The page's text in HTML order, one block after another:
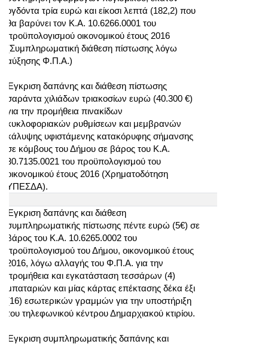
ογδόντα τρία ευρώ και είκοσι λεπτά (182,2) που
θα βαρύνει τον Κ.Α. 10.6266.0001 του
προϋπολογισμού οικονομικού έτους 2016
(Συμπληρωματική διάθεση πίστωσης λόγω
αύξησης Φ.Π.Α.)
Έγκριση δαπάνης και διάθεση πίστωσης
σαράντα χιλιάδων τριακοσίων ευρώ (40.300 €)
για την προμήθεια πινακίδων
κυκλοφοριακών ρυθμίσεων και μεμβρανών
κάλυψης υφιστάμενης κατακόρυφης σήμανσης
σε κόμβους του Δήμου σε βάρος του Κ.Α.
30.7135.0021 του προϋπολογισμού του
οικονομικού έτους 2016 (Χρηματοδότηση
ΥΠΕΣΔΑ).
Έγκριση δαπάνης και διάθεση
συμπληρωματικής πίστωσης πέντε ευρώ (5€) σε
βάρος του Κ.Α. 10.6265.0002 του
προϋπολογισμού του Δήμου, οικονομικού έτους
2016, λόγω αλλαγής του Φ.Π.Α. για την
προμήθεια και εγκατάσταση τεσσάρων (4)
μπαταριών και μίας κάρτας επέκτασης δέκα έξι
(16) εσωτερικών γραμμών για την υποστήριξη
του τηλεφωνικού κέντρου Δημαρχιακού κτιρίου.
Έγκριση συμπληρωματικής δαπάνης και